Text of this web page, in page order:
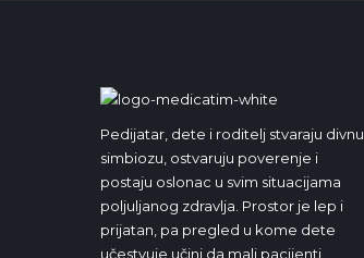
Pedijatar, dete i roditelj stvaraju divnu
simbiozu, ostvaruju poverenje i
postaju oslonac u svim situacijama
poljuljanog zdravlja. Prostor je lep i
prijatan, pa pregled u kome dete
učestvuje učini da mali pacijenti